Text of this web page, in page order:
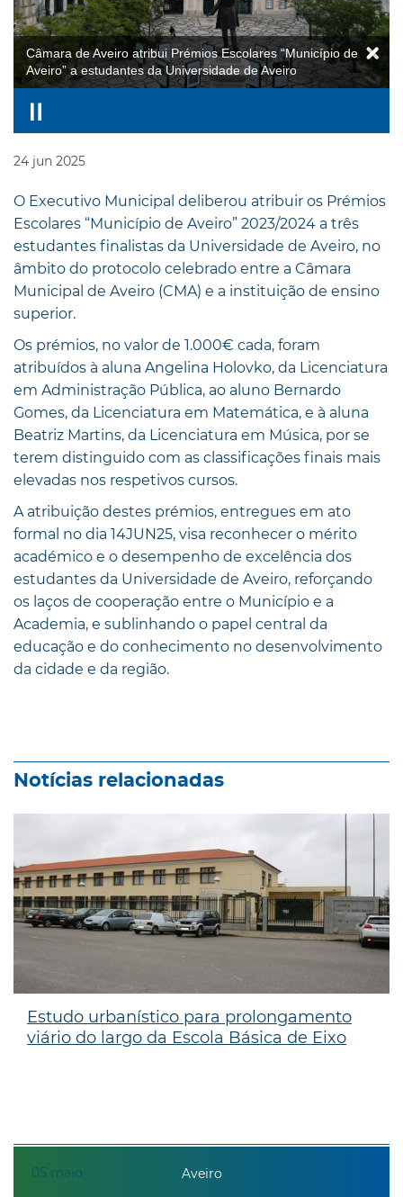
Câmara de Aveiro atribui Prémios Escolares “Município de
Aveiro” a estudantes da Universidade de Aveiro
24 jun 2025
O Executivo Municipal deliberou atribuir os Prémios
Escolares “Município de Aveiro” 2023/2024 a três
estudantes finalistas da Universidade de Aveiro, no
âmbito do protocolo celebrado entre a Câmara
Municipal de Aveiro (CMA) e a instituição de ensino
superior.
Os prémios, no valor de 1.000€ cada, foram
atribuídos à aluna Angelina Holovko, da Licenciatura
em Administração Pública, ao aluno Bernardo
Gomes, da Licenciatura em Matemática, e à aluna
Beatriz Martins, da Licenciatura em Música, por se
terem distinguido com as classificações finais mais
elevadas nos respetivos cursos.
A atribuição destes prémios, entregues em ato
formal no dia 14JUN25, visa reconhecer o mérito
académico e o desempenho de excelência dos
estudantes da Universidade de Aveiro, reforçando
os laços de cooperação entre o Município e a
Academia, e sublinhando o papel central da
educação e do conhecimento no desenvolvimento
da cidade e da região.
Notícias relacionadas
05 maio
Estudo urbanístico para prolongamento
viário do largo da Escola Básica de Eixo
Aveiro